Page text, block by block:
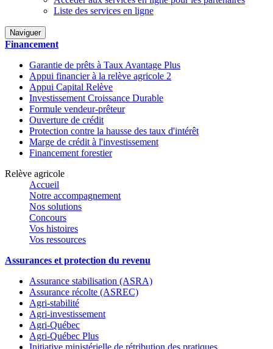
Liste des services en ligne
Naviguer
Financement
Garantie de prêts à Taux Avantage Plus
Appui financier à la relève agricole 2
Appui Capital Relève
Investissement Croissance Durable
Formule vendeur-prêteur
Ouverture de crédit
Protection contre la hausse des taux d'intérêt
Marge de crédit à l'investissement
Financement forestier
Relève agricole
Accueil
Notre accompagnement
Nos solutions
Concours
Vos histoires
Vos ressources
Assurances et protection du revenu
Assurance stabilisation (ASRA)
Assurance récolte (ASREC)
Agri-stabilité
Agri-investissement
Agri-Québec
Agri-Québec Plus
Initiative ministérielle de rétribution des pratiques